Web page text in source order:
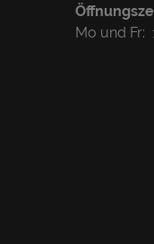
Mo und Fr: